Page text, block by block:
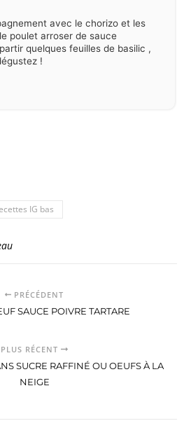
avec le chorizo et les
poulet arroser de sauce
quelques feuilles de basilic ,
!
IG bas
PRÉCÉDENT
SAUCE POIVRE TARTARE
PLUS RÉCENT
SUCRE RAFFINÉ OU OEUFS À LA
NEIGE